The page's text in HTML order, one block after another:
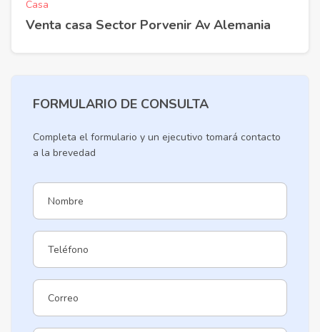
Casa
Venta casa Sector Porvenir Av Alemania
FORMULARIO DE CONSULTA
Completa el formulario y un ejecutivo tomará contacto
a la brevedad